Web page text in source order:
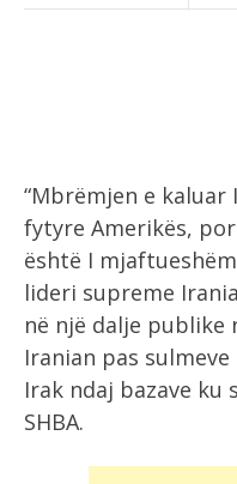
“Mbrëmjen e kaluar
fytyre Amerikës,
është I
lideri supreme
në një dalje
Iranian pas
Irak ndaj bazave
SHBA.